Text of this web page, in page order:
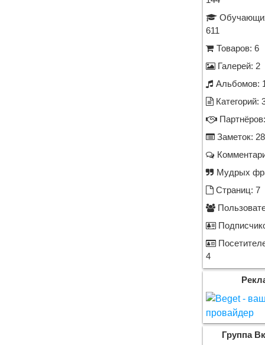
611
Товаров: 6
Галерей: 2
Альбомов:
Категорий:
Заметок: 28
Мудрых
Страниц: 7
4
Группа